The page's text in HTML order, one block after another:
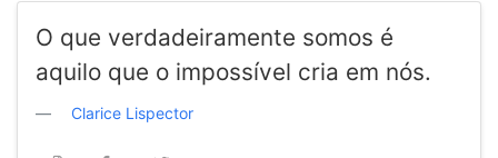
O que verdadeiramente somos é
aquilo que o impossível cria em nós.
Clarice Lispector